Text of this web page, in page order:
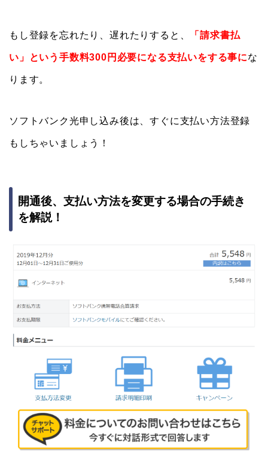
もし登録を忘れたり、遅れたりすると、 「請求書払
い」という手数料300円必要になる支払いをする事にな
ります。
ソフトバンク光申し込み後は、すぐに支払い方法登録
もしちゃいましょう！
開通後、支払い方法を変更する場合の手続き
を解説！